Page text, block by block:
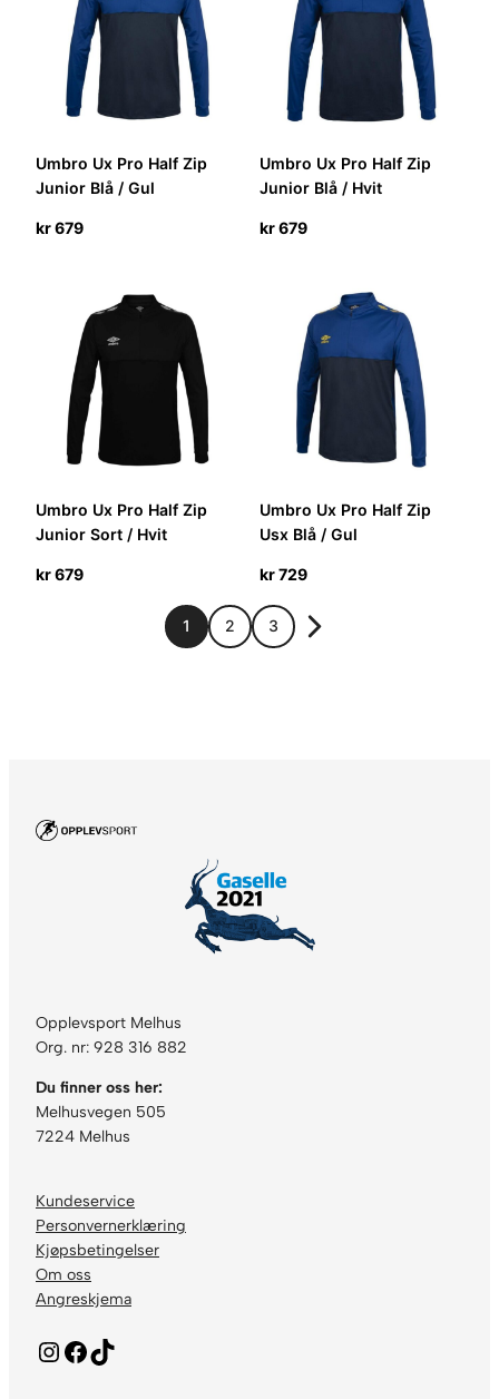
Umbro Ux Pro Half Zip
Junior Blå / Gul
kr679
Umbro Ux Pro Half Zip
Junior Blå / Hvit
kr679
Umbro Ux Pro Half Zip
Junior Sort / Hvit
kr679
Umbro Ux Pro Half Zip
Usx Blå / Gul
kr729
1 2 3
Opplevsport Melhus
Org. nr: 928 316 882
Du finner oss her:
Melhusvegen 505
7224 Melhus
Kundeservice
Personvernerklæring
Kjøpsbetingelser
Om oss
Angreskjema
Instagram Facebook TikTok